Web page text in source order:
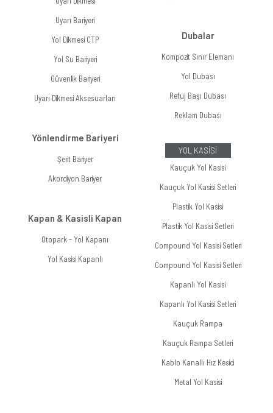
Uyarı Bariyeri
Yol Dikmesi CTP
Yol Su Bariyeri
Güvenlik Bariyeri
Uyarı Dikmesi Aksesuarları
Yönlendirme Bariyeri
Şerit Bariyer
Akordiyon Bariyer
Kapan & Kasisli Kapan
Otopark - Yol Kapanı
Yol Kasisi Kapanlı
Dubalar
Kompozit Sınır Elemanı
Yol Dubası
Refuj Başı Dubası
Reklam Dubası
YOL KASİSİ
Kauçuk Yol Kasisi
Kauçuk Yol Kasisi Setleri
Plastik Yol Kasisi
Plastik Yol Kasisi Setleri
Compound Yol Kasisi Setleri
Compound Yol Kasisi Setleri
Kapanlı Yol Kasisi
Kapanlı Yol Kasisi Setleri
Kauçuk Rampa
Kauçuk Rampa Setleri
Kablo Kanallı Hız Kesici
Metal Yol Kasisi